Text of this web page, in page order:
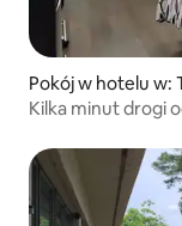
Pokój w hotelu w:
Kilka minut drogi